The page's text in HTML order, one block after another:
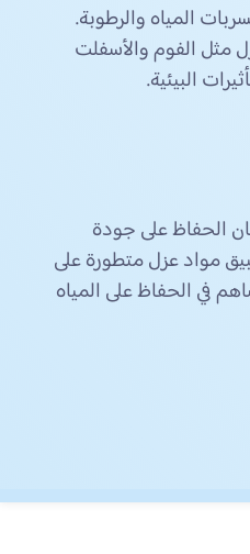
المياه والرطوبة.
مثل الفوم والأسفلت
البيئية.
الحفاظ على جودة
مواد عزل متطورة على
في الحفاظ على المياه